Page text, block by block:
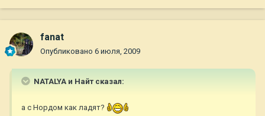
fanat
Опубликовано 6 июля, 2009
NATALYA и Найт сказал:
а с Нордом как ладят?